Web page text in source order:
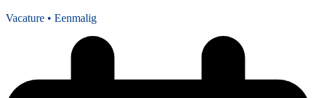
Vacature • Eenmalig